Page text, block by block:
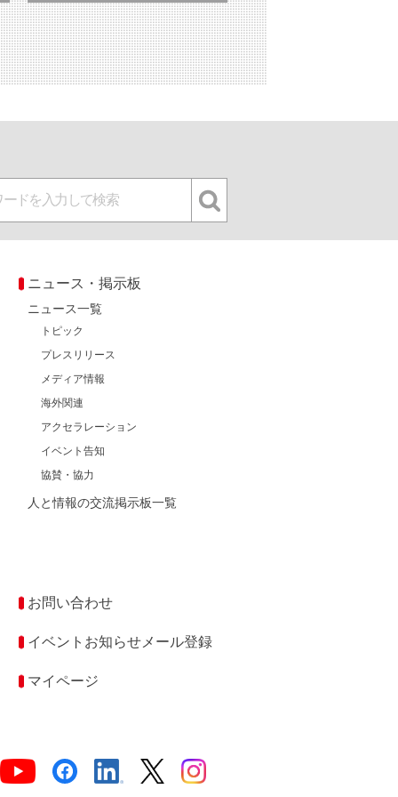
ニュース・掲示板
ニュース一覧
トピック
プレスリリース
メディア情報
海外関連
アクセラレーション
イベント告知
協賛・協力
人と情報の交流掲示板一覧
お問い合わせ
イベントお知らせメール登録
マイページ